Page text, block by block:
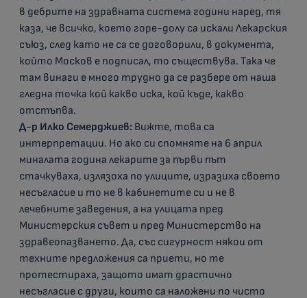
в дебрите на здравната система години наред, тя
каза, че всичко, което горе-долу са искали Лекарския
съюз, след като не са се договорили, в документа,
който Москов е подписал, то съществува. Така че
там винаги е много трудно да се разбере от наша
гледна точка кой какво иска, кой къде, какво
отстъпва.
Д-р Илко Семерджиев: Вижте, това са
интерпретации. Но ако си спомняте на 6 април
миналата година лекарите за първи път
стачкуваха, излязоха по улиците, изразиха своето
несъгласие и то не в кабинетите си и не в
лечебните заведения, а на улицата пред
Министерския съвет и пред Министерство на
здравеопазването. Да, със сигурност някои от
техните предложения са приети, но те
протестираха, защото имат драстично
несъгласие с други, които са наложени по чисто